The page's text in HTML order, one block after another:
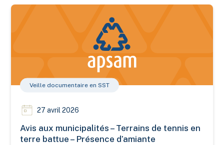
Avis aux municipalités – Terrains de tennis en terre battue –
Veille documentaire en SST
27 avril 2026
Avis aux municipalités – Terrains de tennis en
terre battue – Présence d’amiante